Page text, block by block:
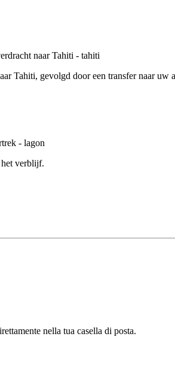
Tahiti, gevolgd door een transfer naar uw
verblijf.
nella tua casella di posta.